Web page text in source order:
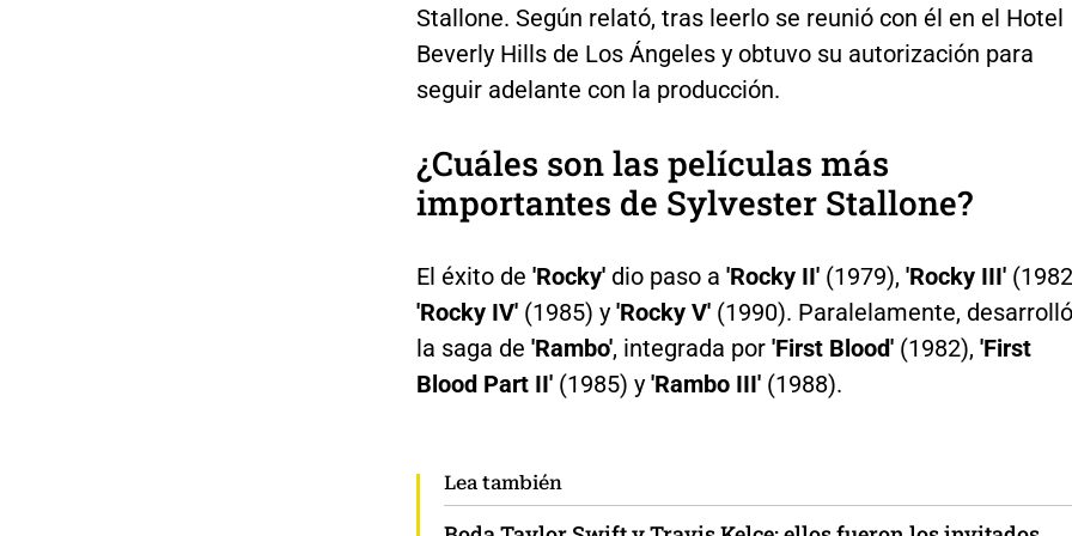
Stallone. Según relató, tras leerlo se reunió con él en el Hotel
Beverly Hills de Los Ángeles y obtuvo su autorización para
seguir adelante con la producción.
¿Cuáles son las películas más
importantes de Sylvester Stallone?
El éxito de 'Rocky'dio paso a 'Rocky II'(1979), 'Rocky III'
'Rocky IV'(1985) y 'Rocky V'(1990). Paralelamente, desarrolló
la saga de 'Rambo', integrada por 'First Blood'(1982), 'First
Blood Part II'(1985) y 'Rambo III'(1988).
Lea también